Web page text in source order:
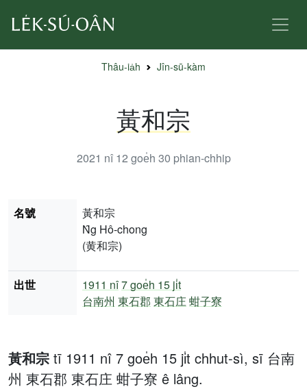
Thâu-ia̍h Jîn-sū-kàm
黃和宗
2021 nî 12 goe̍h 30 phian-chhip
黃和宗 tī 1911 nî 7 goe̍h 15 ji̍t chhut-sì, sī 台南
州 東石郡 東石庄 蚶子寮 ê lâng.
名號
黃和宗
N̂g Hô-chong
(黄和宗)
出世 1911 nî7 goe̍h 15 ji̍t
台南州 東石郡 東石庄蚶子寮